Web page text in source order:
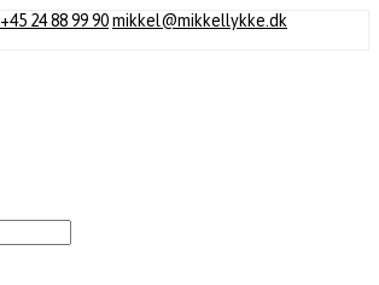
+45 24 88 99 90mikkel@mikkellykke.dk